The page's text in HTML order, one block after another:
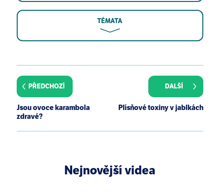
TÉMATA
Med., 74(13):1608-1624, 2008.
X. He and R. H. Liu. Phytochemicals of apple peels:
isolation, structure elucidation, and their
antiproliferative and antioxidant activities. J. Agric.
PŘEDCHOZÍ
Jsou ovoce karambola
zdravé?
Plísňové toxiny v jablkách
DALŠÍ
Nejnovější videa